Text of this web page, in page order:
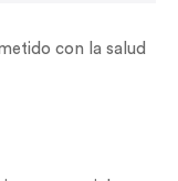
con la salud